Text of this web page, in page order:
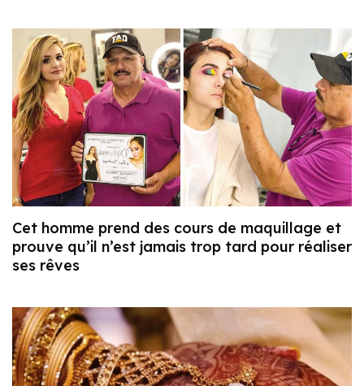
Cet homme prend des cours de maquillage et
prouve qu’il n’est jamais trop tard pour réaliser
ses rêves